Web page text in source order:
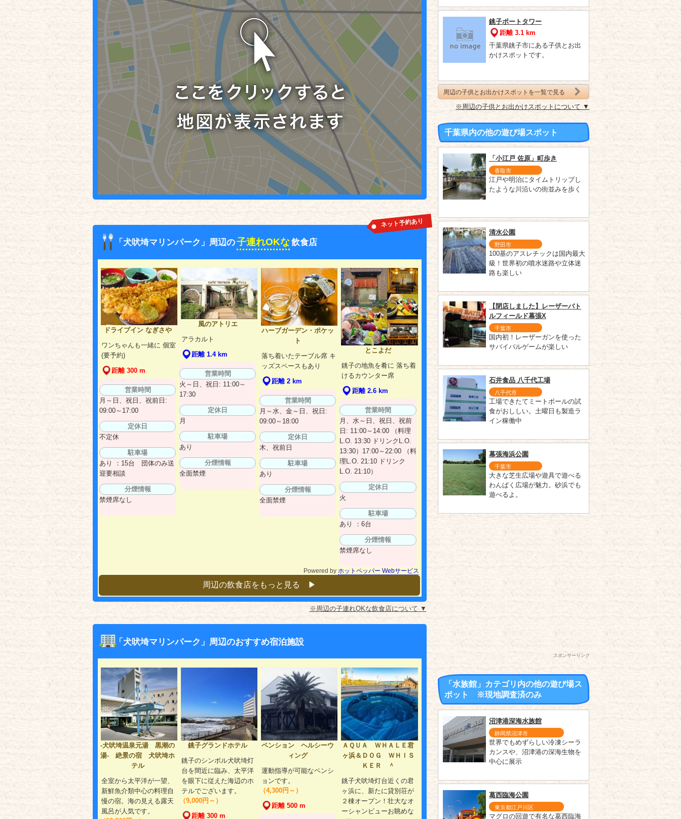
「犬吠埼マリンパーク」周辺の子連れOKな飲食店
ネット予約あり
ドライブイン なぎさや
ワンちゃんも一緒に 個室
(要予約)
距離 300 m
営業時間
月～日、祝日、祝前日:
09:00～17:00
定休日
不定休
駐車場
あり ：15台 団体のみ送
迎要相談
分煙情報
禁煙席なし
風のアトリエ
アラカルト
距離 1.4 km
営業時間
火～日、祝日: 11:00～
17:30
定休日
月
駐車場
あり
分煙情報
全面禁煙
ハーブガーデン・ポケッ
ト
落ち着いたテーブル席 キ
ッズスペースもあり
距離 2 km
営業時間
月～水、金～日、祝日:
09:00～18:00
定休日
木、祝前日
駐車場
あり
分煙情報
全面禁煙
とこよだ
銚子の地魚を肴に 落ち着
けるカウンター席
距離 2.6 km
営業時間
月、水～日、祝日、祝前
日: 11:00～14:00 （料理
L.O. 13:30 ドリンクL.O.
13:30）17:00～22:00 （料
理L.O. 21:10 ドリンク
L.O. 21:10）
定休日
火
駐車場
あり ：6台
分煙情報
禁煙席なし
Powered by ホットペッパー Webサービス
周辺の飲食店をもっと見る ▶︎
※周辺の子連れOKな飲食店について ▼
「犬吠埼マリンパーク」周辺のおすすめ宿泊施設
‐犬吠埼温泉元湯 黒潮の
湯‐ 絶景の宿 犬吠埼ホ
テル
全室から太平洋が一望、
新鮮魚介類中心の料理自
慢の宿。海の見える露天
風呂が人気です。
銚子グランドホテル
銚子のシンボル犬吠埼灯
台を間近に臨み、太平洋
を眼下に従えた海辺のホ
テルでございます。
（9,000円～）
距離 300 m
ペンション ヘルシーウ
ィング
運動指導が可能なペンシ
ョンです。
（4,300円～）
距離 500 m
ＡＱＵＡ ＷＨＡＬＥ君
ヶ浜＆ＤＯＧ ＷＨＩＳ
ＫＥＲ ＾
銚子犬吠埼灯台近くの君
ヶ浜に、新たに貸別荘が
２棟オープン！壮大なオ
ーシャンビューお眺めな
銚子ポートタワー
距離 3.1 km
千葉県銚子市にある子供とお出
かけスポットです。
周辺の子供とお出かけスポットを一覧で見る
※周辺の子供とお出かけスポットについて ▼
千葉県内の他の遊び場スポット
「小江戸 佐原」町歩き
香取市
江戸や明治にタイムトリップし
たような川沿いの街並みを歩く
清水公園
野田市
100基のアスレチックは国内最大
級！世界初の噴水迷路や立体迷
路も楽しい
【閉店しました】レーザーバト
ルフィールド幕張X
千葉市
国内初！レーザーガンを使った
サバイバルゲームが楽しい
石井食品 八千代工場
八千代市
工場できたてミートボールの試
食がおししい。土曜日も製造ラ
イン稼働中
幕張海浜公園
千葉市
大きな芝生広場や遊具で遊べる
わんぱく広場が魅力。砂浜でも
遊べるよ。
スポンサーリンク
「水族館」カテゴリ内の他の遊び場ス
ポット ※現地調査済のみ
沼津港深海水族館
静岡県沼津市
世界でもめずらしい冷凍シーラ
カンスや、沼津港の深海生物を
中心に展示
葛西臨海公園
東京都江戸川区
マグロの回遊で有名な葛西臨海